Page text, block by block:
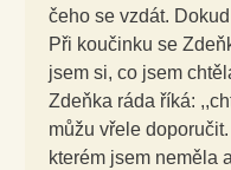
čeho se vzdát.
Při koučinku se
jsem si, co jsem
Zdeňka ráda říká:
můžu vřele
kterém jsem neměla